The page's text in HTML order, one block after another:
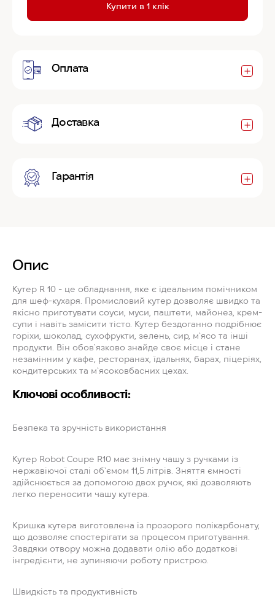
Купити в 1 клік
Оплата
Доставка
Гарантія
Опис
Кутер R 10 - це обладнання, яке є ідеальним помічником
для шеф-кухаря. Промисловий кутер дозволяє швидко та
якісно приготувати соуси, муси, паштети, майонез, крем-
супи і навіть замісити тісто. Кутер бездоганно подрібнює
горіхи, шоколад, сухофрукти, зелень, сир, м`ясо та інші
продукти. Він обов`язково знайде своє місце і стане
незамінним у кафе, ресторанах, їдальнях, барах, піцеріях,
кондитерських та м`ясоковбасних цехах.
Ключові особливості:
Безпека та зручність використання
Кутер Robot Coupe R10 має знімну чашу з ручками із
нержавіючої сталі об`ємом 11,5 літрів. Зняття ємності
здійснюється за допомогою двох ручок, які дозволяють
легко переносити чашу кутера.
Кришка кутера виготовлена із прозорого полікарбонату,
що дозволяє спостерігати за процесом приготування.
Завдяки отвору можна додавати олію або додаткові
інгредієнти, не зупиняючи роботу пристрою.
Швидкість та продуктивність